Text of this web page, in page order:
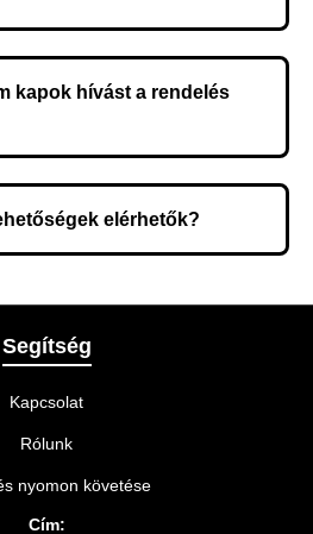
kapok hívást a rendelés
elérhetők?
módot.
Segítség
Kapcsolat
Rólunk
nyomon követése
Cím: